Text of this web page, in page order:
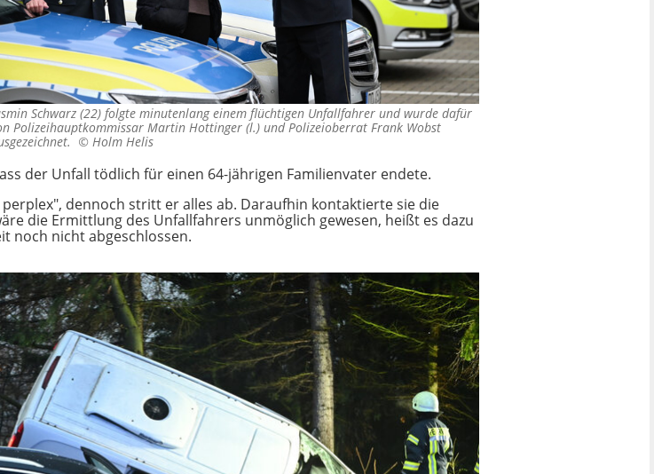
Schwarz (22) folgte minutenlang einem flüchtigen Unfallfahrer und wurde dafür
Polizeihauptkommissar Martin Hottinger (l.) und Polizeioberrat Frank Wobst
© Holm Helis
der Unfall tödlich für einen 64-jährigen Familienvater endete.
dennoch stritt er alles ab. Daraufhin kontaktierte sie die
die Ermittlung des Unfallfahrers unmöglich gewesen, heißt es dazu
noch nicht abgeschlossen.